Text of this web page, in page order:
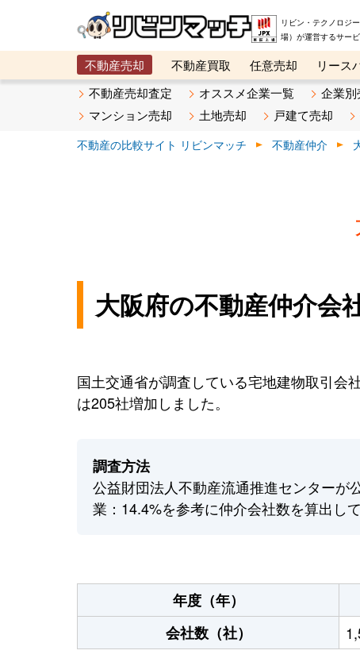
リビン・テクノロジ
場）が運営するサ
不動産売却 不動産買取 任意売却 リース
メタ住宅展示場
ベスト不動産カンパニー オン
不動産売却査定 オススメ企業一覧 企業別
マンション売却
土地売却 戸建て売却
不動産の比較サイト リビンマッチ 不動産仲介
大阪府の不動産仲介会
国土交通省が調査している宅地建物取引会
は205社増加しました。
調査方法
公益財団法人不動産流通推進センターが
業：14.4%を参考に仲介会社数を算出して
年度（年）
会社数（社）